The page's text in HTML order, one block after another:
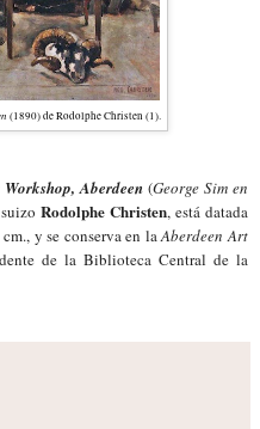
(1890) de Rodolphe Christen (1).
Aberdeen (George Sim en
suizoRodolphe Christen, está datada
y se conserva en laAberdeen Art
de la Biblioteca Central de la